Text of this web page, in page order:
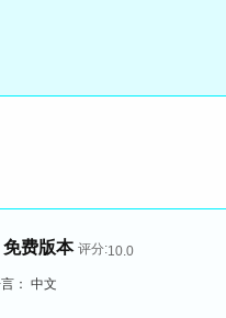
费版本 评分:10.0
： 中文